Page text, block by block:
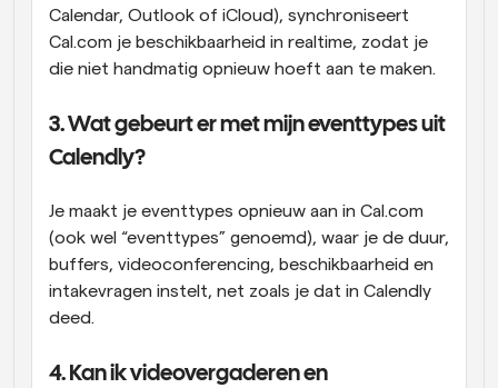
Calendar, Outlook of iCloud), synchroniseert
Cal.com je beschikbaarheid in realtime, zodat je
die niet handmatig opnieuw hoeft aan te maken.
3. Wat gebeurt er met mijn eventtypes uit
Calendly?
Je maakt je eventtypes opnieuw aan in Cal.com
(ook wel “eventtypes” genoemd), waar je de duur,
buffers, videoconferencing, beschikbaarheid en
intakevragen instelt, net zoals je dat in Calendly
deed.
4. Kan ik videovergaderen en